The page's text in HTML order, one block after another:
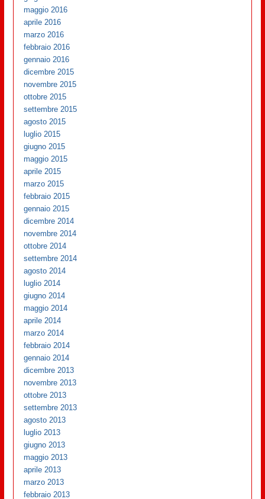
maggio 2016
aprile 2016
marzo 2016
febbraio 2016
gennaio 2016
dicembre 2015
novembre 2015
ottobre 2015
settembre 2015
agosto 2015
luglio 2015
giugno 2015
maggio 2015
aprile 2015
marzo 2015
febbraio 2015
gennaio 2015
dicembre 2014
novembre 2014
ottobre 2014
settembre 2014
agosto 2014
luglio 2014
giugno 2014
maggio 2014
aprile 2014
marzo 2014
febbraio 2014
gennaio 2014
dicembre 2013
novembre 2013
ottobre 2013
settembre 2013
agosto 2013
luglio 2013
giugno 2013
maggio 2013
aprile 2013
marzo 2013
febbraio 2013